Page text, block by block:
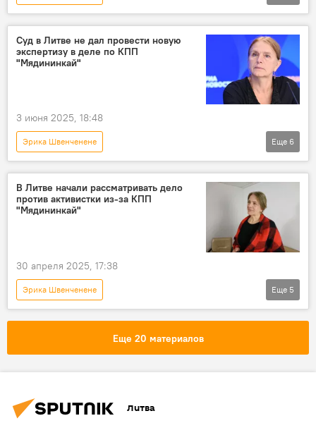
Преследование Альгирдаса Палецкиса и его сторонников в Литве
В Литве
Литва
Вильнюсский окружной суд
Суд в Литве не дал провести новую
экспертизу в деле по КПП
"Мядининкай"
3 июня 2025, 18:48
Эрика Швенченене
Преследование Альгирдаса Палецкиса и его сторонников в Литве
Литва
В Литве
общество
суд
КПП "Мядининкай"
Еще 6
В Литве начали рассматривать дело
против активистки из-за КПП
"Мядининкай"
30 апреля 2025, 17:38
Эрика Швенченене
Преследование Альгирдаса Палецкиса и его сторонников в Литве
КПП "Мядининкай"
суд
Еще 5
Еще 20 материалов
Литва